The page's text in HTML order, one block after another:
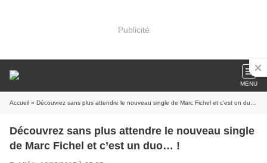
Publicité
MENU
Accueil » Découvrez sans plus attendre le nouveau single de Marc Fichel et c’est un duo… !
Découvrez sans plus attendre le nouveau single
de Marc Fichel et c’est un duo… !